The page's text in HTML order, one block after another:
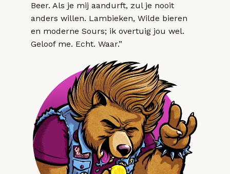
Beer. Als je mij aandurft, zul je nooit
anders willen. Lambieken, Wilde bieren
en moderne Sours; ik overtuig jou wel.
Geloof me. Echt. Waar.”